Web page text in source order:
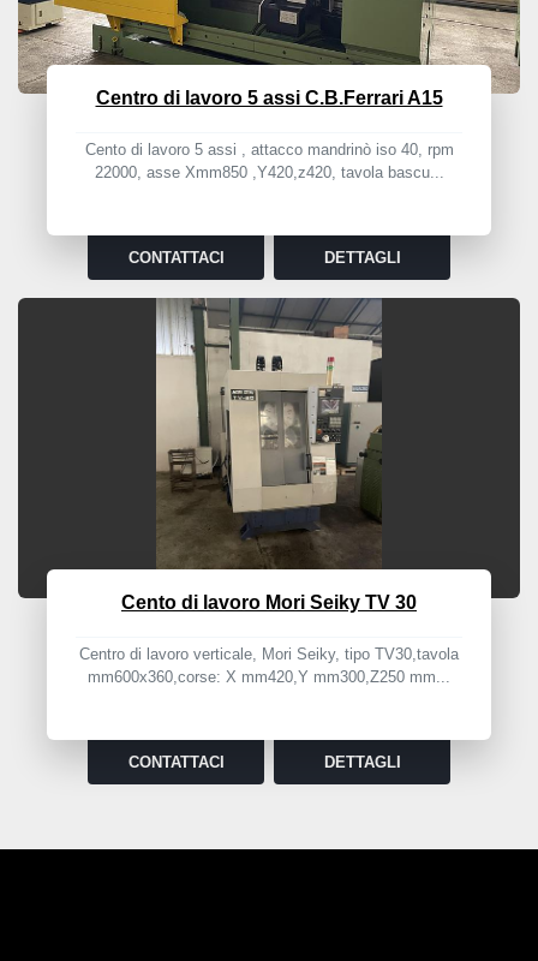
Centro di lavoro 5 assi C.B.Ferrari A15
Cento di lavoro 5 assi , attacco mandrinò iso 40, rpm
22000, asse Xmm850 ,Y420,z420, tavola bascu...
CONTATTACI DETTAGLI
Cento di lavoro Mori Seiky TV 30
Centro di lavoro verticale, Mori Seiky, tipo TV30,tavola
mm600x360,corse: X mm420,Y mm300,Z250 mm...
CONTATTACI DETTAGLI